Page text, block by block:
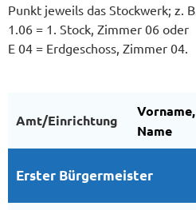
Punkt jeweils das Stockwerk; z. B.
1.06 = 1. Stock, Zimmer 06 oder
E 04 = Erdgeschoss, Zimmer 04.
Amt/Einrichtung
Vorname,
Name
Erster Bürgermeister